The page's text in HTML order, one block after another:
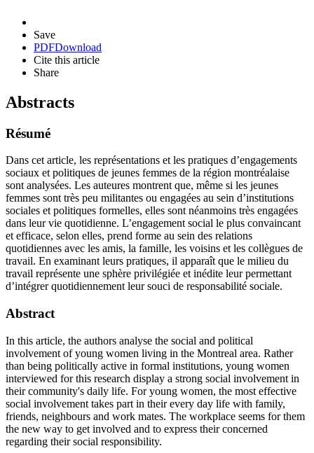
Save
PDFDownload
Cite this article
Share
Abstracts
Résumé
Dans cet article, les représentations et les pratiques d’engagements
sociaux et politiques de jeunes femmes de la région montréalaise
sont analysées. Les auteures montrent que, même si les jeunes
femmes sont très peu militantes ou engagées au sein d’institutions
sociales et politiques formelles, elles sont néanmoins très engagées
dans leur vie quotidienne. L’engagement social le plus convaincant
et efficace, selon elles, prend forme au sein des relations
quotidiennes avec les amis, la famille, les voisins et les collègues de
travail. En examinant leurs pratiques, il apparaît que le milieu du
travail représente une sphère privilégiée et inédite leur permettant
d’intégrer quotidiennement leur souci de responsabilité sociale.
Abstract
In this article, the authors analyse the social and political
involvement of young women living in the Montreal area. Rather
than being politically active in formal institutions, young women
interviewed for this research display a strong social involvement in
their community's daily life. For young women, the most effective
social involvement takes part in their every day life with family,
friends, neighbours and work mates. The workplace seems for them
the new way to get involved and to express their concerned
regarding their social responsibility.